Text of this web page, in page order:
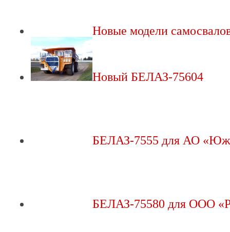
Новые модели
Новый БЕЛАЗ-75604
БЕЛАЗ-7555 для АО
БЕЛАЗ-75580 для ООО